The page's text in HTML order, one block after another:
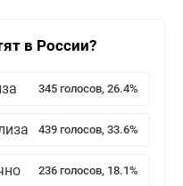
в России?
345 голосов, 26.4%
439 голосов, 33.6%
236 голосов, 18.1%